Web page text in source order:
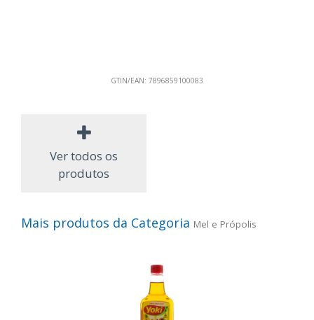
GTIN/EAN: 7896859100083
Ver todos os
produtos
Mais produtos da Categoria Mel e Própolis